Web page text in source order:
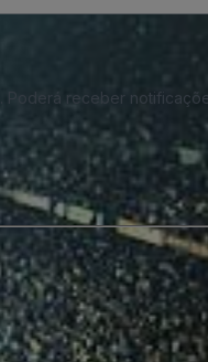
. Poderá receber